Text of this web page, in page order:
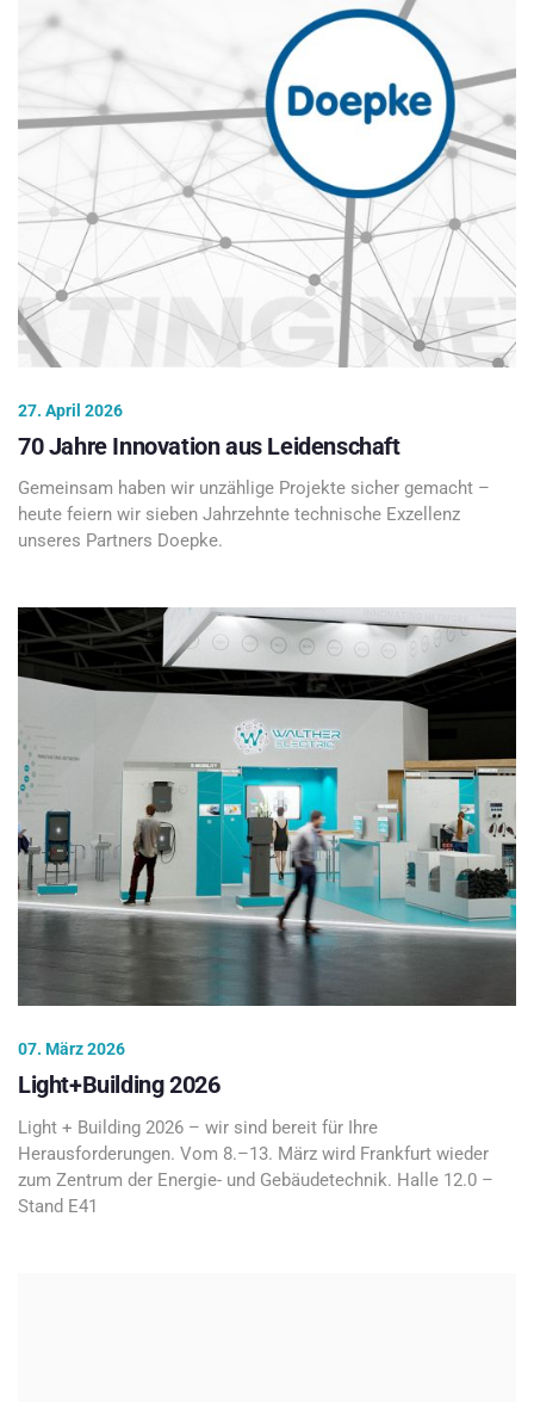
27. April 2026
70 Jahre Innovation aus Leidenschaft
Gemeinsam haben wir unzählige Projekte sicher gemacht –
heute feiern wir sieben Jahrzehnte technische Exzellenz
unseres Partners Doepke.
07. März 2026
Light+Building 2026
Light + Building 2026 – wir sind bereit für Ihre
Herausforderungen. Vom 8.–13. März wird Frankfurt wieder
zum Zentrum der Energie- und Gebäudetechnik. Halle 12.0 –
Stand E41